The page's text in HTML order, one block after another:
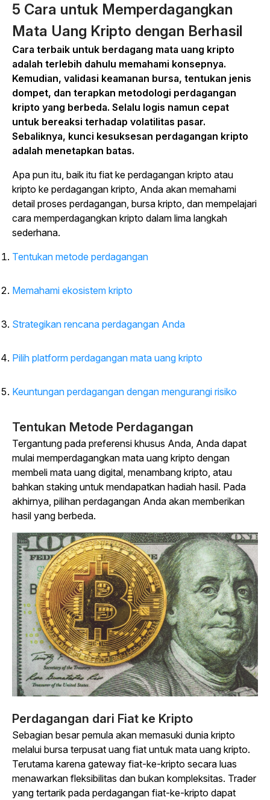
5 Cara untuk Memperdagangkan
Mata Uang Kripto dengan Berhasil
Cara terbaik untuk berdagang mata uang kripto
adalah terlebih dahulu memahami konsepnya.
Kemudian, validasi keamanan bursa, tentukan jenis
dompet, dan terapkan metodologi perdagangan
kripto yang berbeda. Selalu logis namun cepat
untuk bereaksi terhadap volatilitas pasar.
Sebaliknya, kunci kesuksesan perdagangan kripto
adalah menetapkan batas.
Apa pun itu, baik itu fiat ke perdagangan kripto atau
kripto ke perdagangan kripto, Anda akan memahami
detail proses perdagangan, bursa kripto, dan mempelajari
cara memperdagangkan kripto dalam lima langkah
sederhana.
Tentukan metode perdagangan
Memahami ekosistem kripto
Strategikan rencana perdagangan Anda
Pilih platform perdagangan mata uang kripto
Keuntungan perdagangan dengan mengurangi risiko
Tentukan Metode Perdagangan
Tergantung pada preferensi khusus Anda, Anda dapat
mulai memperdagangkan mata uang kripto dengan
membeli mata uang digital, menambang kripto, atau
bahkan staking untuk mendapatkan hadiah hasil. Pada
akhirnya, pilihan perdagangan Anda akan memberikan
hasil yang berbeda.
Perdagangan dari Fiat ke Kripto
Sebagian besar pemula akan memasuki dunia kripto
melalui bursa terpusat uang fiat untuk mata uang kripto.
Terutama karena gateway fiat-ke-kripto secara luas
menawarkan fleksibilitas dan bukan kompleksitas. Trader
yang tertarik pada perdagangan fiat-ke-kripto dapat